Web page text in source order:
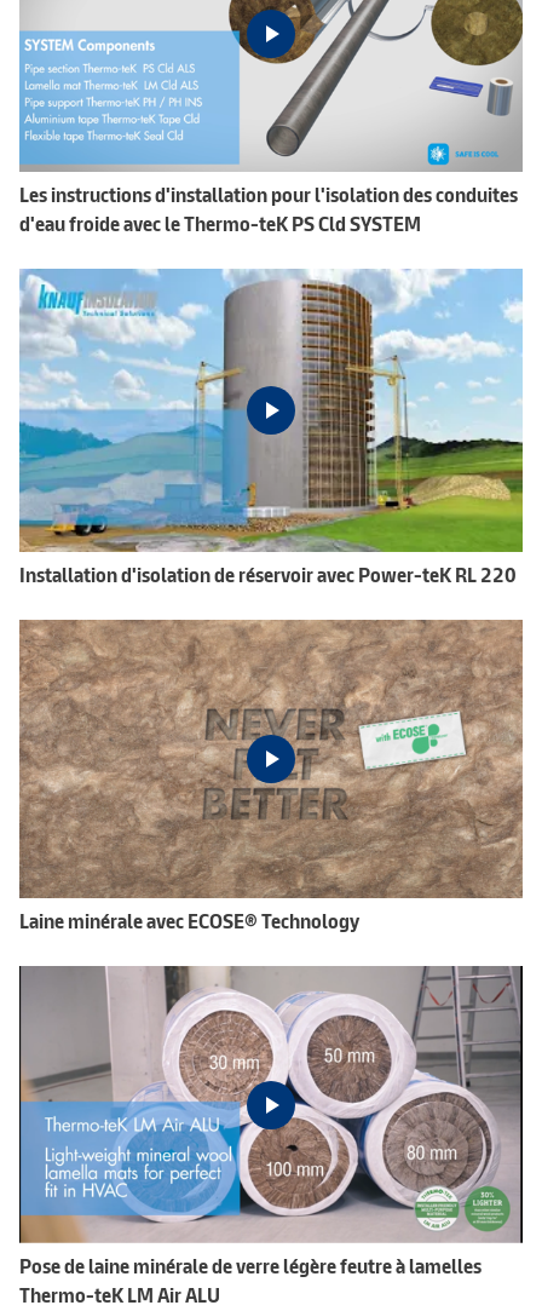
Les instructions d'installation pour l'isolation des conduites
d'eau froide avec le Thermo-teK PS Cld SYSTEM
Installation d'isolation de réservoir avec Power-teK RL 220
Laine minérale avec ECOSE® Technology
Pose de laine minérale de verre légère feutre à lamelles
Thermo-teK LM Air ALU